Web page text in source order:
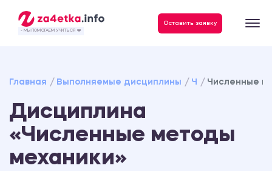
- МЫ ПОМОГАЕМ УЧИТЬСЯ ❤️
Оставить заявку
Главная Выполняемые дисциплины Ч Численные
Дисциплина
«Численные методы
механики»